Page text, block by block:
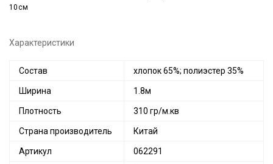
10см
Характеристики
Состав хлопок 65%; полиэстер 35%
Ширина 1.8м
Плотность 310 гр/м.кв
Страна производитель Китай
Артикул 062291